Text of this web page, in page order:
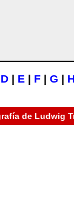
D E F G H
de Ludwig